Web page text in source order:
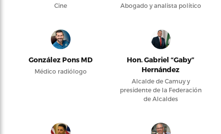
Cine Abogado y analista político
González Pons MD
Médico radiólogo
Hon. Gabriel “Gaby”
Hernández
Alcalde de Camuy y
presidente de la Federación
de Alcaldes